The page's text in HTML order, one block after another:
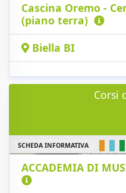
Cascina Oremo -
(piano terra)
Biella BI
Corsi
SCHEDA INFORMATIVA
ACCADEMIA DI